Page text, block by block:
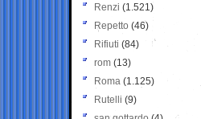
Renzi (1.521)
Repetto (46)
Rifiuti (84)
rom (13)
Roma (1.125)
Rutelli (9)